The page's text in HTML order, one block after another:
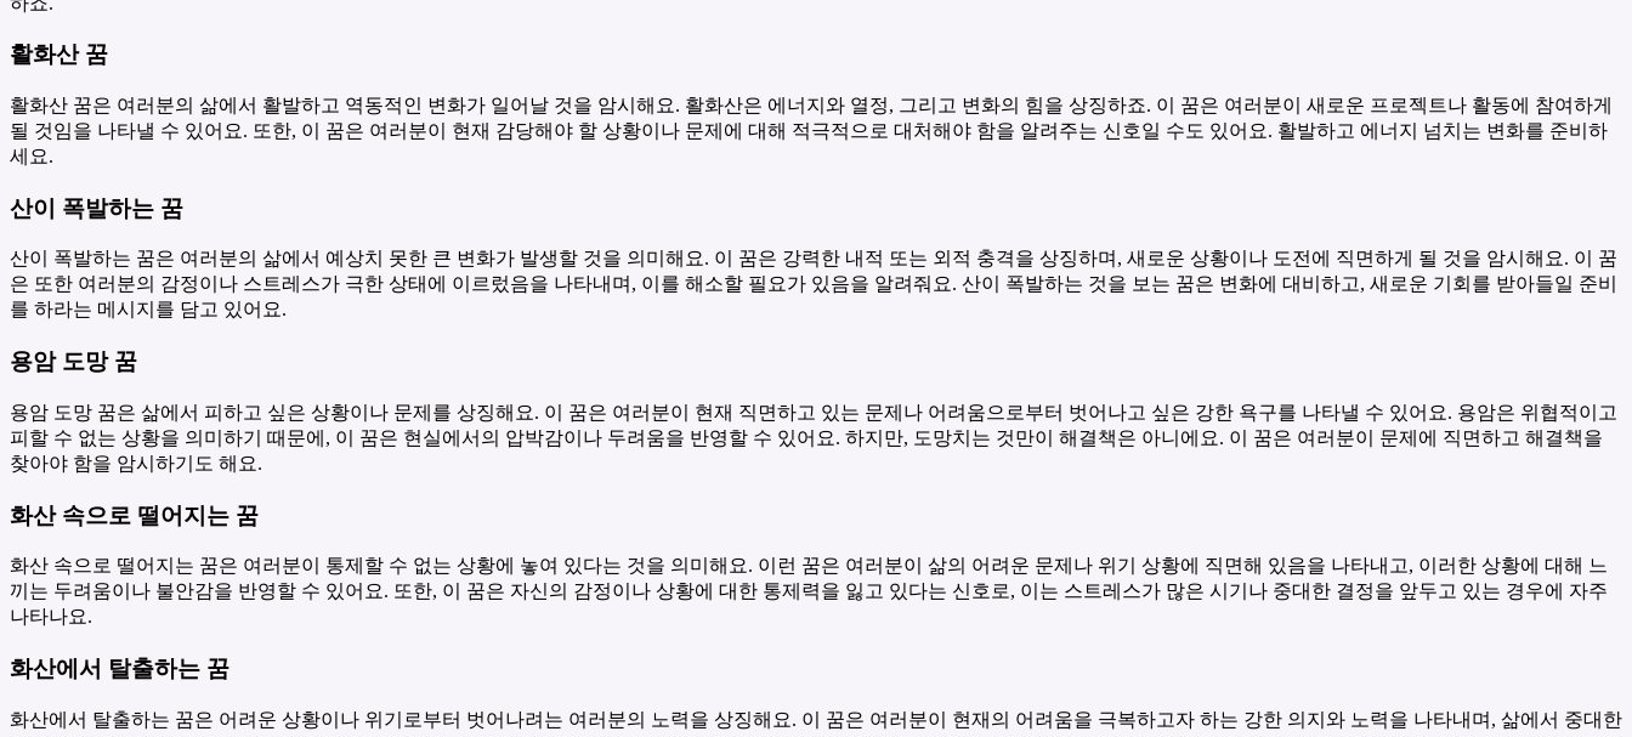
활화산 꿈
활화산 꿈은 여러분의 삶에서 활발하고 역동적인 변화가 일어날 것을 암시해요. 활화산은 에너지와 열정, 그리고 변화의 힘을 상징하죠. 이 꿈은 여러분이 새로운 프로젝트나 활동에 참여하게
될 것임을 나타낼 수 있어요. 또한, 이 꿈은 여러분이 현재 감당해야 할 상황이나 문제에 대해 적극적으로 대처해야 함을 알려주는 신호일 수도 있어요. 활발하고 에너지 넘치는 변화를 준비하
세요.
산이 폭발하는 꿈
산이 폭발하는 꿈은 여러분의 삶에서 예상치 못한 큰 변화가 발생할 것을 의미해요. 이 꿈은 강력한 내적 또는 외적 충격을 상징하며, 새로운 상황이나 도전에 직면하게 될 것을 암시해요. 이 꿈
은 또한 여러분의 감정이나 스트레스가 극한 상태에 이르렀음을 나타내며, 이를 해소할 필요가 있음을 알려줘요. 산이 폭발하는 것을 보는 꿈은 변화에 대비하고, 새로운 기회를 받아들일 준비
를 하라는 메시지를 담고 있어요.
용암 도망 꿈
용암 도망 꿈은 삶에서 피하고 싶은 상황이나 문제를 상징해요. 이 꿈은 여러분이 현재 직면하고 있는 문제나 어려움으로부터 벗어나고 싶은 강한 욕구를 나타낼 수 있어요. 용암은 위협적이고
피할 수 없는 상황을 의미하기 때문에, 이 꿈은 현실에서의 압박감이나 두려움을 반영할 수 있어요. 하지만, 도망치는 것만이 해결책은 아니에요. 이 꿈은 여러분이 문제에 직면하고 해결책을
찾아야 함을 암시하기도 해요.
화산 속으로 떨어지는 꿈
화산 속으로 떨어지는 꿈은 여러분이 통제할 수 없는 상황에 놓여 있다는 것을 의미해요. 이런 꿈은 여러분이 삶의 어려운 문제나 위기 상황에 직면해 있음을 나타내고, 이러한 상황에 대해 느
끼는 두려움이나 불안감을 반영할 수 있어요. 또한, 이 꿈은 자신의 감정이나 상황에 대한 통제력을 잃고 있다는 신호로, 이는 스트레스가 많은 시기나 중대한 결정을 앞두고 있는 경우에 자주
나타나요.
화산에서 탈출하는 꿈
화산에서 탈출하는 꿈은 어려운 상황이나 위기로부터 벗어나려는 여러분의 노력을 상징해요. 이 꿈은 여러분이 현재의 어려움을 극복하고자 하는 강한 의지와 노력을 나타내며, 삶에서 중대한